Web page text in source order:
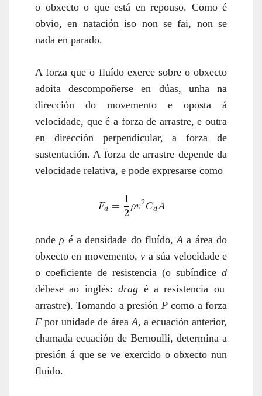
o obxecto o que está en repouso. Como é
obvio, en natación iso non se fai, non se
nada en parado.
A forza que o fluído exerce sobre o obxecto
adoita descompoñerse en dúas, unha na
dirección do movemento e oposta á
velocidade, que é a forza de arrastre, e outra
en dirección perpendicular, a forza de
sustentación. A forza de arrastre depende da
velocidade relativa, e pode expresarse como
ondeρ é a densidade do fluído,A a área do
obxecto en movemento,v a súa velocidade e
o coeficiente de resistencia (o subíndice d
débese ao inglés:drag é a resistencia ou
arrastre).Tomando a presión Pcomo a forza
F por unidade de área A, a ecuación anterior,
chamada ecuación de Bernoulli, determina a
presión á que se ve exercido o obxecto nun
fluído.